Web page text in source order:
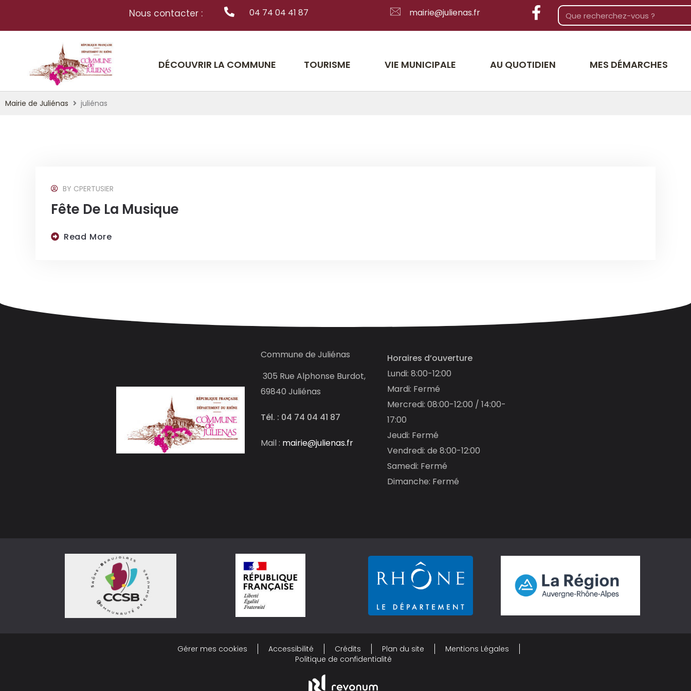
Nous contacter : 04 74 04 41 87 mairie@julienas.fr
DÉCOUVRIR LA COMMUNE TOURISME VIE MUNICIPALE AU QUOTIDIEN MES DÉMARCHES
Mairie de Juliénas juliénas
BY CPERTUSIER
Fête De La Musique
Read More
Commune de Juliénas
305 Rue Alphonse Burdot,
69840 Juliénas
Tél. : 04 74 04 41 87
Mail : mairie@julienas.fr
Horaires d’ouverture
Lundi: 8:00-12:00
Mardi: Fermé
Mercredi: 08:00-12:00 / 14:00-
17:00
Jeudi: Fermé
Vendredi: de 8:00-12:00
Samedi: Fermé
Dimanche: Fermé
Gérer mes cookies Accessibilité Crédits Plan du site
Mentions Légales
Politique de confidentialité